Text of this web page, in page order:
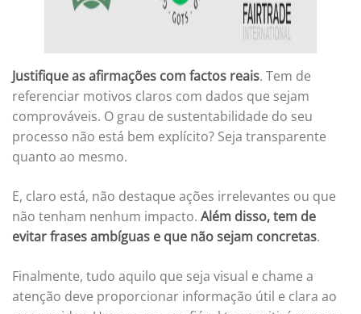
Justifique as afirmações com factos reais. Tem de
referenciar motivos claros com dados que sejam
comprováveis. O grau de sustentabilidade do seu
processo não está bem explícito? Seja transparente
quanto ao mesmo.
E, claro está, não destaque ações irrelevantes ou que
não tenham nenhum impacto. Além disso, tem de
evitar frases ambíguas e que não sejam concretas.
Finalmente, tudo aquilo que seja visual e chame a
atenção deve proporcionar informação útil e clara ao